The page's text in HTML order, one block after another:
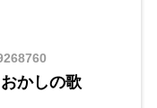
かしの歌